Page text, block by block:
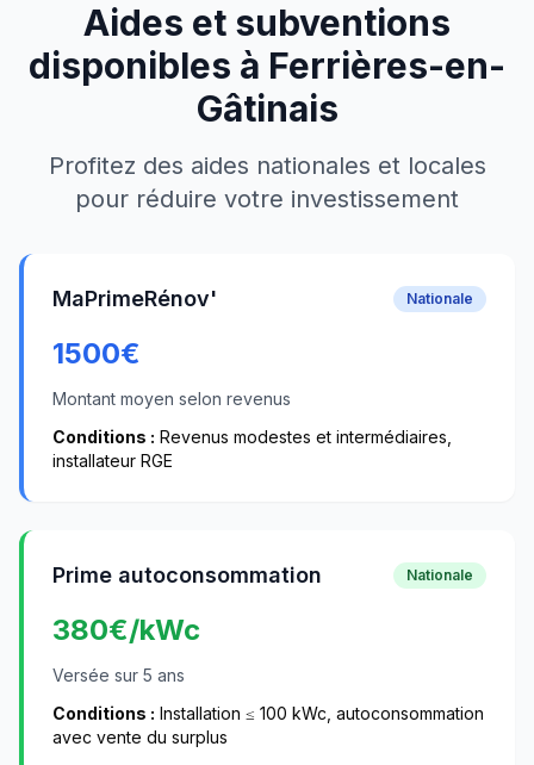
Aides et subventions
disponibles à Ferrières-en-
Gâtinais
Profitez des aides nationales et locales
pour réduire votre investissement
MaPrimeRénov' Nationale
1500€
Montant moyen selon revenus
Conditions : Revenus modestes et intermédiaires,
installateur RGE
Prime autoconsommation Nationale
380€/kWc
Versée sur 5 ans
Conditions : Installation ≤ 100 kWc, autoconsommation
avec vente du surplus